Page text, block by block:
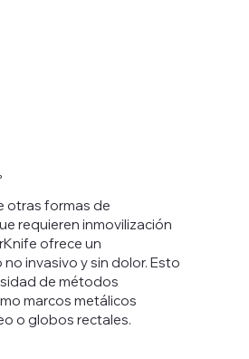
otras formas de
requieren inmovilización
ofrece un
invasivo y sin dolor. Esto
de métodos
marcos metálicos
o globos rectales.